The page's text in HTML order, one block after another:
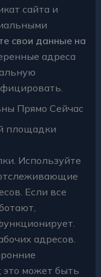
сайта и
свои данные на
адреса
Прямо Сейчас
площадки
Используйте
Если все
адресов.
может быть